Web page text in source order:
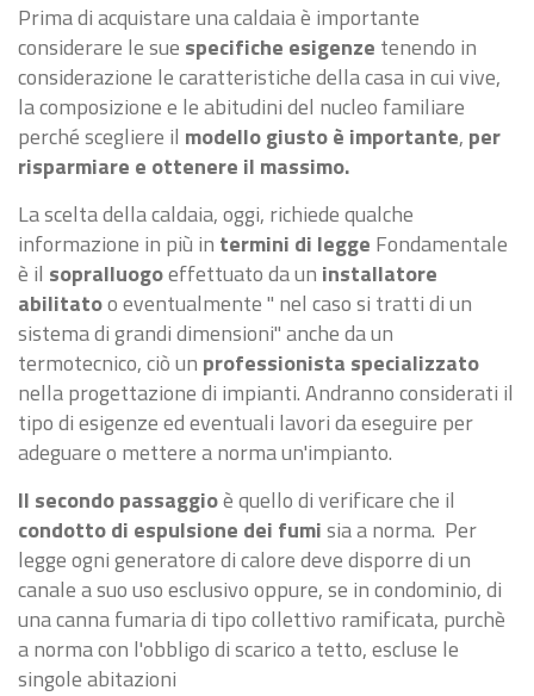
Prima di acquistare una caldaia è importante
considerare le sue specifiche esigenze tenendo in
considerazione le caratteristiche della casa in cui vive,
la composizione e le abitudini del nucleo familiare
perché scegliere il modello giusto è importante, per
risparmiare e ottenere il massimo.
La scelta della caldaia, oggi, richiede qualche
informazione in più in termini di legge Fondamentale
è il sopralluogoeffettuato da un installatore
abilitatoo eventualmente " nel caso si tratti di un
sistema di grandi dimensioni" anche da un
termotecnico, ciò un professionista specializzato
nella progettazione di impianti. Andranno considerati il
tipo di esigenze ed eventuali lavori da eseguire per
adeguare o mettere a norma un'impianto.
Il secondo passaggioè quello di verificare che il
condotto di espulsione dei fumisia a norma. Per
legge ogni generatore di calore deve disporre di un
canale a suo uso esclusivo oppure, se in condominio, di
una canna fumaria di tipo collettivo ramificata, purchè
a norma con l'obbligo di scarico a tetto, escluse le
singole abitazioni